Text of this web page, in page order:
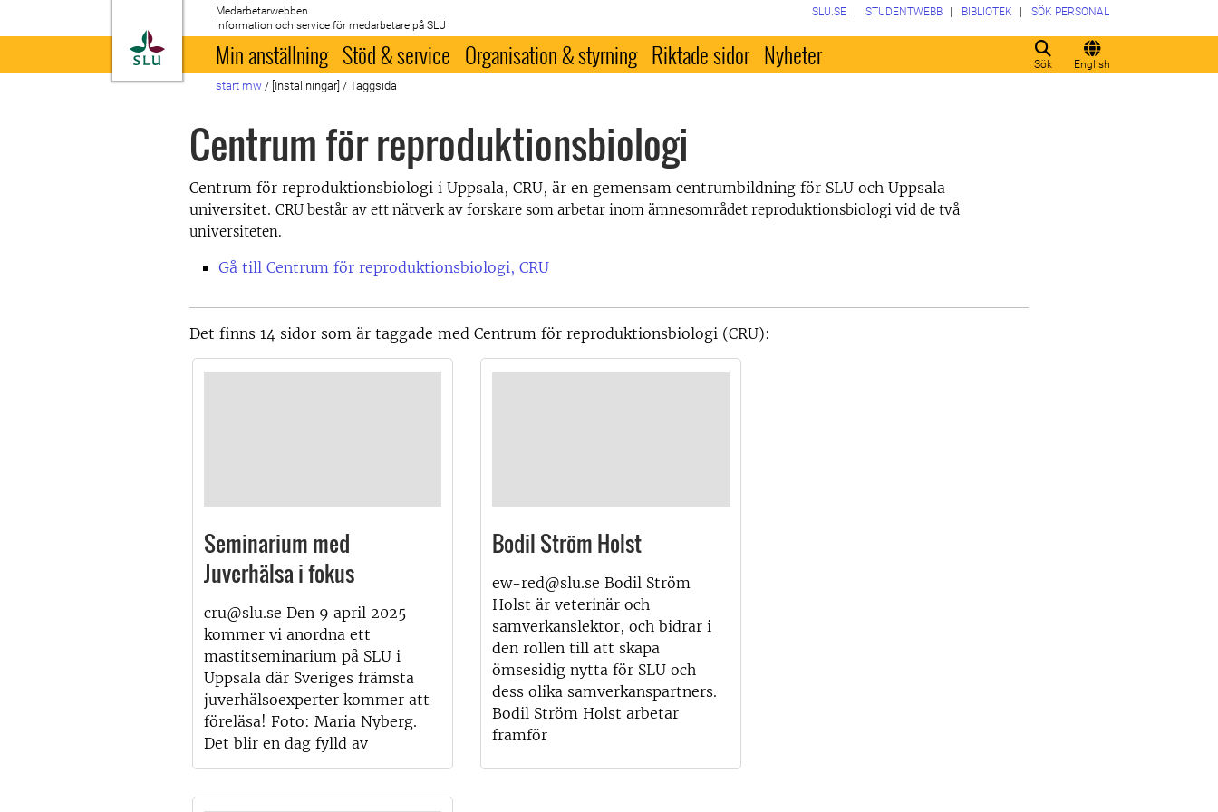
Till startsida
Medarbetarwebben
Information och service för medarbetare på SLU
Sök English
SLU.SE STUDENTWEBB BIBLIOTEK SÖK PERSONAL
Min anställning Stöd & service Organisation & styrning Riktade sidor Nyheter
start mw / [Inställningar] / Taggsida
Centrum för reproduktionsbiologi
Centrum för reproduktionsbiologi i Uppsala, CRU, är en gemensam centrumbildning för SLU och Uppsala
universitet. CRU består av ett nätverk av forskare som arbetar inom ämnesområdet reproduktionsbiologi vid de två
universiteten.
Gå till Centrum för reproduktionsbiologi, CRU
Det finns 14 sidor som är taggade med Centrum för reproduktionsbiologi (CRU):
Seminarium med
Juverhälsa i fokus
cru@slu.se Den 9 april 2025
kommer vi anordna ett
mastitseminarium på SLU i
Uppsala där Sveriges främsta
juverhälsoexperter kommer att
föreläsa! Foto: Maria Nyberg.
Det blir en dag fylld av
Bodil Ström Holst
ew-red@slu.se Bodil Ström
Holst är veterinär och
samverkanslektor, och bidrar i
den rollen till att skapa
ömsesidig nytta för SLU och
dess olika samverkanspartners.
Bodil Ström Holst arbetar
framför